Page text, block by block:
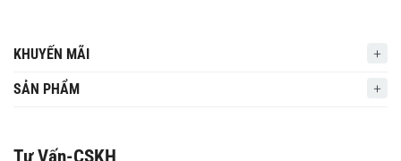
KHUYẾN MÃI
SẢN PHẨM
Tư Vấn-CSKH